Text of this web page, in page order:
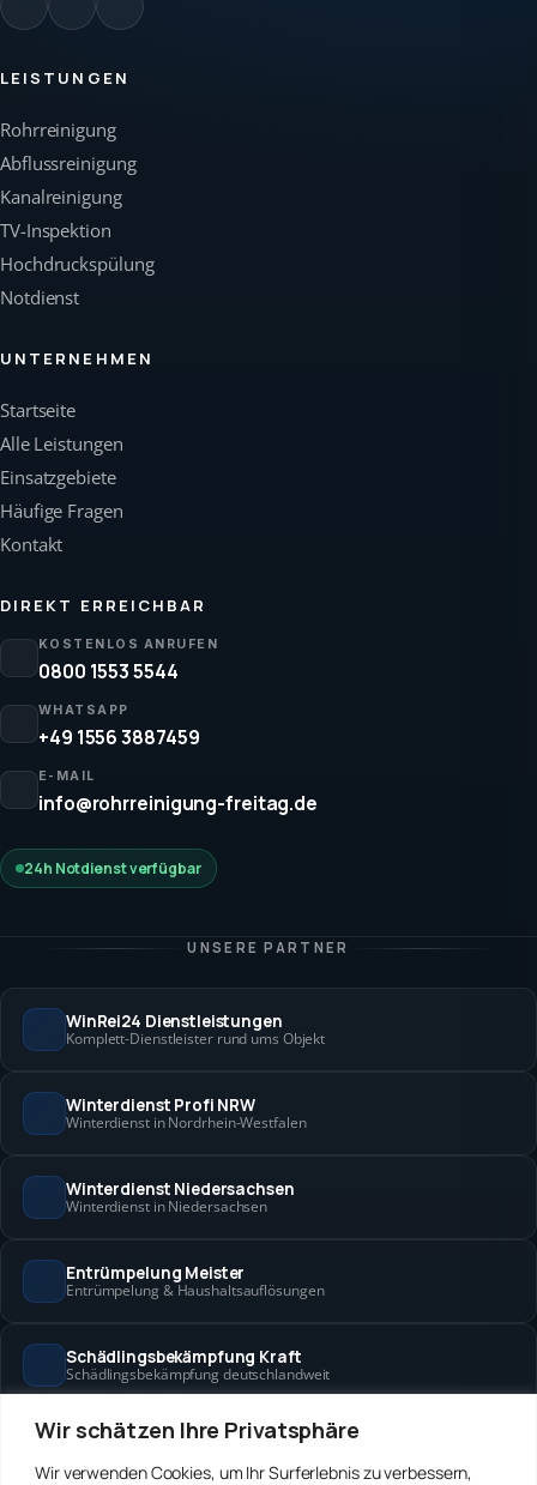
Wir schätzen Ihre Privatsphäre
Wir verwenden Cookies, um Ihr Surferlebnis zu verbessern,
LEISTUNGEN
Rohrreinigung
Abflussreinigung
Kanalreinigung
TV-Inspektion
Hochdruckspülung
Notdienst
UNTERNEHMEN
Startseite
Alle Leistungen
Einsatzgebiete
Häufige Fragen
Kontakt
DIREKT ERREICHBAR
KOSTENLOS ANRUFEN
0800 1553 5544
WHATSAPP
+49 1556 3887459
E-MAIL
info@rohrreinigung-freitag.de
24h Notdienst verfügbar
UNSERE PARTNER
WinRei24 Dienstleistungen
Komplett-Dienstleister rund ums Objekt
Winterdienst Profi NRW
Winterdienst in Nordrhein-Westfalen
Winterdienst Niedersachsen
Winterdienst in Niedersachsen
Entrümpelung Meister
Entrümpelung & Haushaltsauflösungen
Schädlingsbekämpfung Kraft
Schädlingsbekämpfung deutschlandweit
Hanse Objektservice